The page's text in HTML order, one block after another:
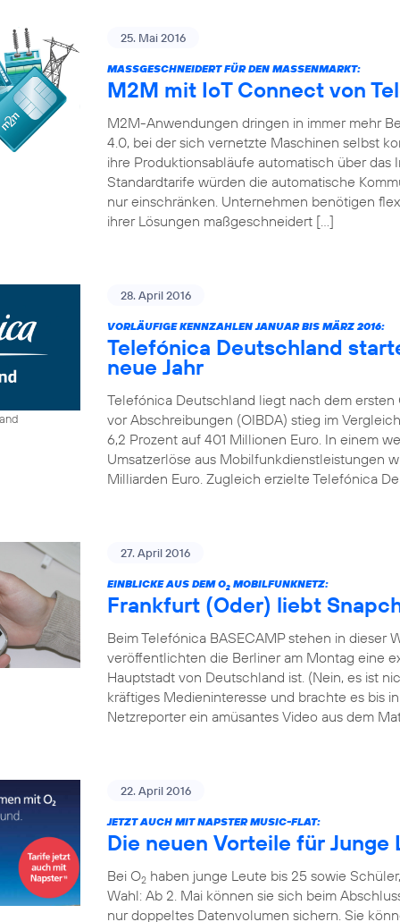
25. Mai 2016
MASSGESCHNEIDERT FÜR DEN MASSENMARKT:
M2M mit IoT Connect von
M2M-Anwendungen dringen in immer mehr
4.0, bei der sich vernetzte Maschinen selbst
ihre Produktionsabläufe automatisch über
Standardtarife würden die automatische
nur einschränken. Unternehmen benötigen
ihrer Lösungen maßgeschneidert […]
28. April 2016
VORLÄUFIGE KENNZAHLEN JANUAR BIS MÄRZ 2016:
Telefónica Deutschland
neue Jahr
Telefónica Deutschland liegt nach dem ersten
vor Abschreibungen (OIBDA) stieg im
6,2 Prozent auf 401 Millionen Euro. In einem
Umsatzerlöse aus Mobilfunkdienstleistungen
Milliarden Euro. Zugleich erzielte Telefónica
27. April 2016
EINBLICKE AUS DEM O2 MOBILFUNKNETZ:
Frankfurt (Oder) liebt
Beim Telefónica BASECAMP stehen in dieser
veröffentlichten die Berliner am Montag eine
Hauptstadt von Deutschland ist. (Nein, es ist
kräftiges Medieninteresse und brachte es bis
Netzreporter ein amüsantes Video aus dem
22. April 2016
JETZT AUCH MIT NAPSTER MUSIC-FLAT:
Die neuen Vorteile für Junge
Bei O2 haben junge Leute bis 25 sowie
Wahl: Ab 2. Mai können sie sich beim
nur doppeltes Datenvolumen sichern. Sie